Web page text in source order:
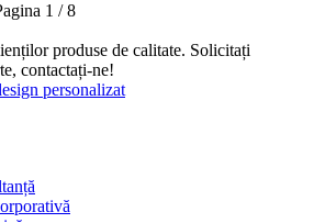
1 / 8
produse de calitate. Solicitați
contactați-ne!
personalizat